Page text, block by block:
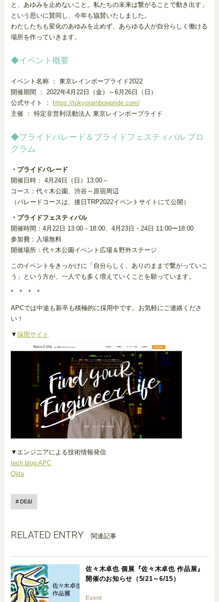
と、あゆみを止めないこと。私たちの未来は繋がることで動き出す」
という思いに賛同し、今年も協賛いたしました。
わたしたちも変化のあゆみを止めず、あらゆる人が自分らしく働ける
場所を作っていきます。
◆イベント概要
イベント名称 ： 東京レインボープライド2022
開催期間 ： 2022年4月22日（金）～6月26日（日）
公式サイト ： https://tokyorainbowpride.com/
主催 ： 特定非営利活動法人 東京レインボープライド
◆プライドパレード＆プライドフェスティバル プロ
グラム
・プライドパレード
開催日時： 4月24日（日）13:00～
コース：代々木公園、渋谷～原宿周辺
（パレードコースは、後日TRP2022イベントサイトにて公開）
・プライドフェスティバル
開催時間：4月22日 13:00－18:00、4月23日・24日 11:00ー18:00
参加費：入場無料
開催場所：代々木公園イベント広場＆野外ステージ
このイベントをきっかけに「自分らしく、ありのままで繋がっていこ
う」という方が、一人でも多く増えていくことを願っています。
* * * *
APCでは中途も新卒も積極的に採用中です。お気軽にご連絡くださ
い！
▼ 採用サイト
▼エンジニアによる技術情報発信
tech blog APC
Qiita
DE&I
RELATED ENTRY 関連記事
佐々木卓也 個展『佐々木卓也 作品展』
開催のお知らせ（5/21～6/15）
Event